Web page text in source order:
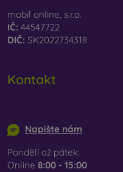
mobil online, s.r.o.
IČ: 44547722
DIČ: SK2022734318
Kontakt
Napište nám
Pondělí až pátek:
Online 8:00 - 15:00